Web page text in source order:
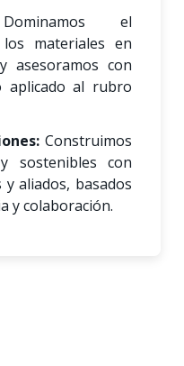
el
materiales en
asesoramos con
aplicado al rubro
Construimos
sostenibles con
aliados, basados
y colaboración.